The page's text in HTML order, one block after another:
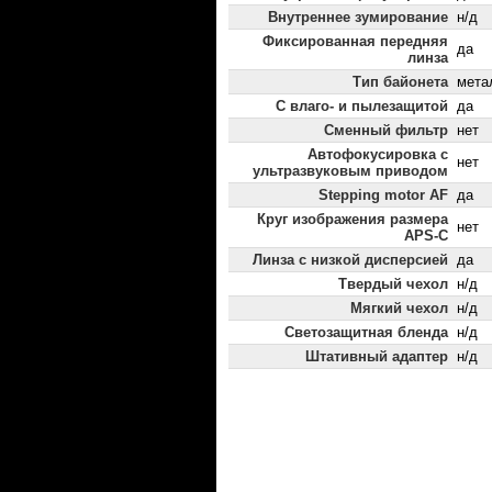
Внутреннее зумирование н/д
Фиксированная передняя
линза
да
Тип байонета
С влаго- и пылезащитой да
Сменный фильтр нет
Автофокусировка с
ультразвуковым приводом
нет
Stepping motor AF да
Круг изображения размера
APS-C
нет
Линза с низкой дисперсией да
Твердый чехол н/д
Мягкий чехол н/д
Светозащитная бленда н/д
Штативный адаптер н/д